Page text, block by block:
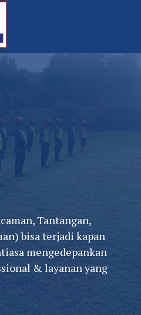
Tantangan,
bisa terjadi kapan
mengedepankan
& layanan yang